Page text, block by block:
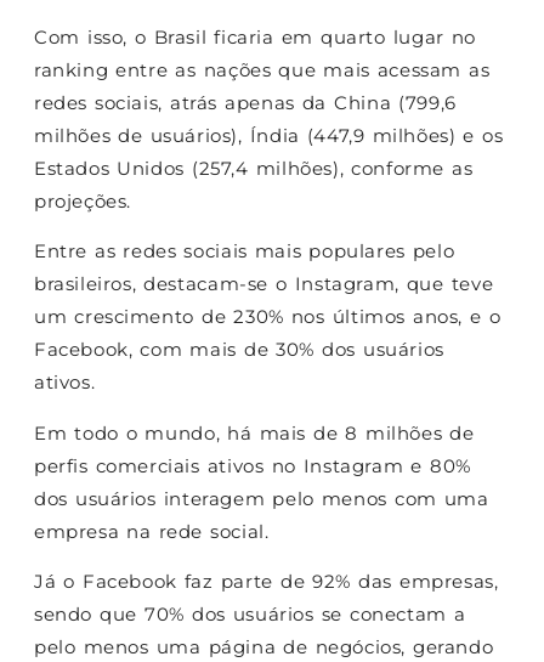
Com isso, o Brasil ficaria em quarto lugar no
ranking entre as nações que mais acessam as
redes sociais, atrás apenas da China (799,6
milhões de usuários), Índia (447,9 milhões) e os
Estados Unidos (257,4 milhões), conforme as
projeções.
Entre as redes sociais mais populares pelo
brasileiros, destacam-se o Instagram, que teve
um crescimento de 230% nos últimos anos, e o
Facebook, com mais de 30% dos usuários
ativos.
Em todo o mundo, há mais de 8 milhões de
perfis comerciais ativos no Instagram e 80%
dos usuários interagem pelo menos com uma
empresa na rede social.
Já o Facebook faz parte de 92% das empresas,
sendo que 70% dos usuários se conectam a
pelo menos uma página de negócios, gerando